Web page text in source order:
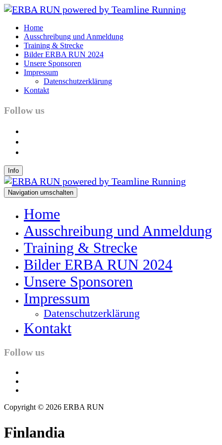
Home
Ausschreibung und Anmeldung
Training & Strecke
Bilder ERBA RUN 2024
Unsere Sponsoren
Impressum
Datenschutzerklärung
Kontakt
Follow us
Info
Navigation umschalten
Home
Ausschreibung und Anmeldung
Training & Strecke
Bilder ERBA RUN 2024
Unsere Sponsoren
Impressum
Datenschutzerklärung
Kontakt
Follow us
Copyright © 2026 ERBA RUN
Finlandia